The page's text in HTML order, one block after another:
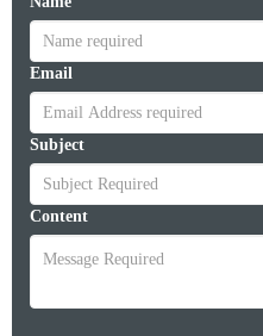
Email
Subject
Content